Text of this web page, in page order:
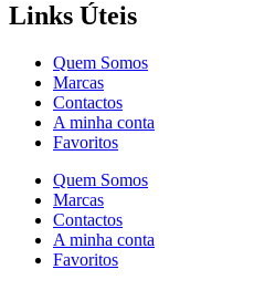
Links Úteis
Quem Somos
Marcas
Contactos
A minha conta
Favoritos
Quem Somos
Marcas
Contactos
A minha conta
Favoritos